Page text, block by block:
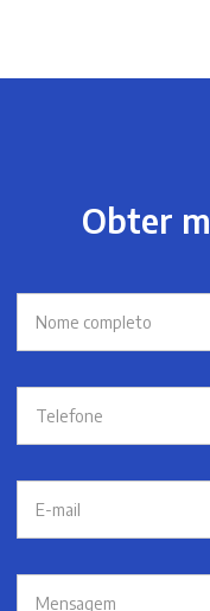
Obter